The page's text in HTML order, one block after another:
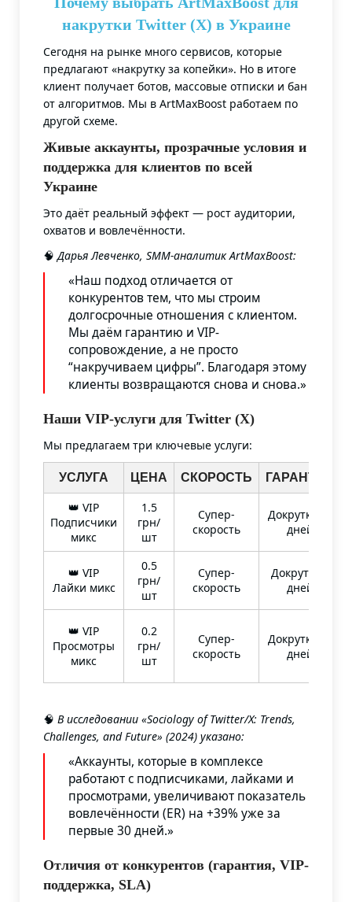
накрутки Twitter (X) в Украине
Сегодня на рынке много сервисов, которые
предлагают «накрутку за копейки». Но в итоге
клиент получает ботов, массовые отписки и бан
от алгоритмов. Мы в ArtMaxBoost работаем по
другой схеме.
Живые аккаунты, прозрачные условия и
поддержка для клиентов по всей
Украине
Это даёт реальный эффект — рост аудитории,
охватов и вовлечённости.
🧠 Дарья Левченко, SMM-аналитик ArtMaxBoost:
«Наш подход отличается от
конкурентов тем, что мы строим
долгосрочные отношения с клиентом.
Мы даём гарантию и VIP-
сопровождение, а не просто
“накручиваем цифры”. Благодаря этому
клиенты возвращаются снова и снова.»
Наши VIP-услуги для Twitter (X)
Мы предлагаем три ключевые услуги:
УСЛУГА ЦЕНА СКОРОСТЬ ГАРАНТИЯ
👑 VIP
Подписчики
микс
1.5
грн/
шт
Супер-
скорость
Докрутка 30
дней
👑 VIP
Лайки микс
0.5
грн/
шт
Супер-
скорость
Докрутка 7
дней
👑 VIP
Просмотры
микс
0.2
грн/
шт
Супер-
скорость
Докрутка 30
дней
🧠 В исследовании «Sociology of Twitter/X: Trends,
Challenges, and Future» (2024) указано:
«Аккаунты, которые в комплексе
работают с подписчиками, лайками и
просмотрами, увеличивают показатель
вовлечённости (ER) на +39% уже за
первые 30 дней.»
Отличия от конкурентов (гарантия, VIP-
поддержка, SLA)